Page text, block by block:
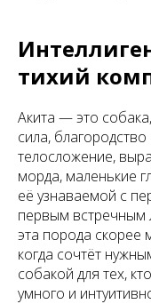
тихий
Акита — это
сила,
телосложение,
морда, маленькие
её узнаваемой с
первым встречным
эта порода скорее
когда сочтёт
собакой для тех,
умного и